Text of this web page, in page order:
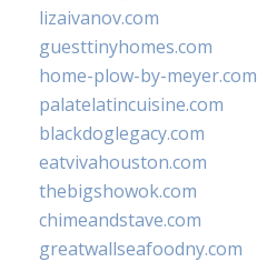
lizaivanov.com
guesttinyhomes.com
home-plow-by-meyer.com
palatelatincuisine.com
blackdoglegacy.com
eatvivahouston.com
thebigshowok.com
chimeandstave.com
greatwallseafoodny.com